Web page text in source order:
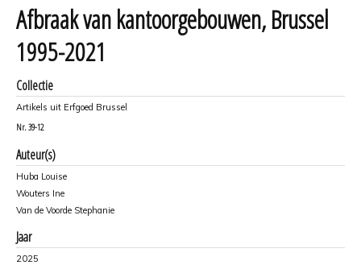
Afbraak van kantoorgebouwen, Brussel
1995-2021
Collectie
Artikels uit Erfgoed Brussel
Nr. 39-12
Auteur(s)
Huba Louise
Wouters Ine
Van de Voorde Stephanie
Jaar
2025